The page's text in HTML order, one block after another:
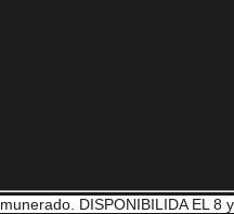
munerado. DISPONIBILIDA EL 8